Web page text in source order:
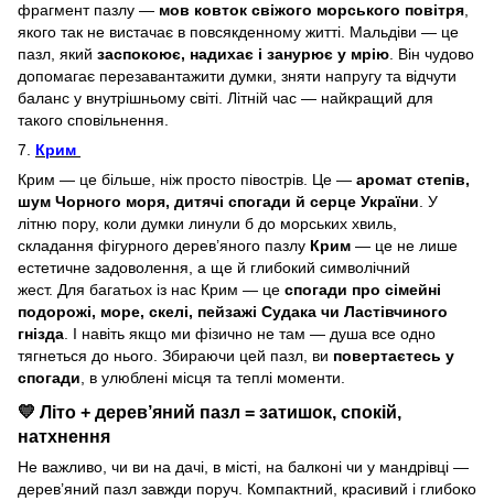
фрагмент пазлу — мов ковток свіжого морського повітря,
якого так не вистачає в повсякденному житті. Мальдіви — це
пазл, який заспокоює, надихає і занурює у мрію. Він чудово
допомагає перезавантажити думки, зняти напругу та відчути
баланс у внутрішньому світі. Літній час — найкращий для
такого сповільнення.
7. Крим
Крим — це більше, ніж просто півострів. Це — аромат степів,
шум Чорного моря, дитячі спогади й серце України. У
літню пору, коли думки линули б до морських хвиль,
складання фігурного дерев’яного пазлу Крим — це не лише
естетичне задоволення, а ще й глибокий символічний
жест. Для багатьох із нас Крим — це спогади про сімейні
подорожі, море, скелі, пейзажі Судака чи Ластівчиного
гнізда. І навіть якщо ми фізично не там — душа все одно
тягнеться до нього. Збираючи цей пазл, ви повертаєтесь у
спогади, в улюблені місця та теплі моменти.
💛 Літо + дерев’яний пазл = затишок, спокій,
натхнення
Не важливо, чи ви на дачі, в місті, на балконі чи у мандрівці —
дерев’яний пазл завжди поруч. Компактний, красивий і глибоко